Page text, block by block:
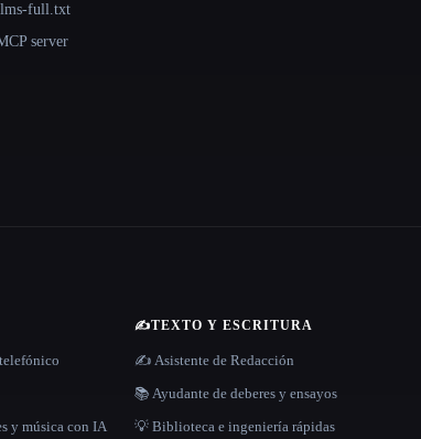
full.txt
server
y música con IA
✍️TEXTO Y ESCRITURA
✍️ Asistente de Redacción
📚 Ayudante de deberes y ensayos
💡 Biblioteca e ingeniería rápidas